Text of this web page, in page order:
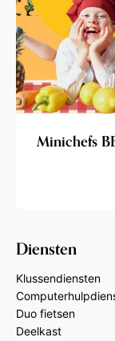
Minichefs
Diensten
Klussendiensten
Duo fietsen
Deelkast